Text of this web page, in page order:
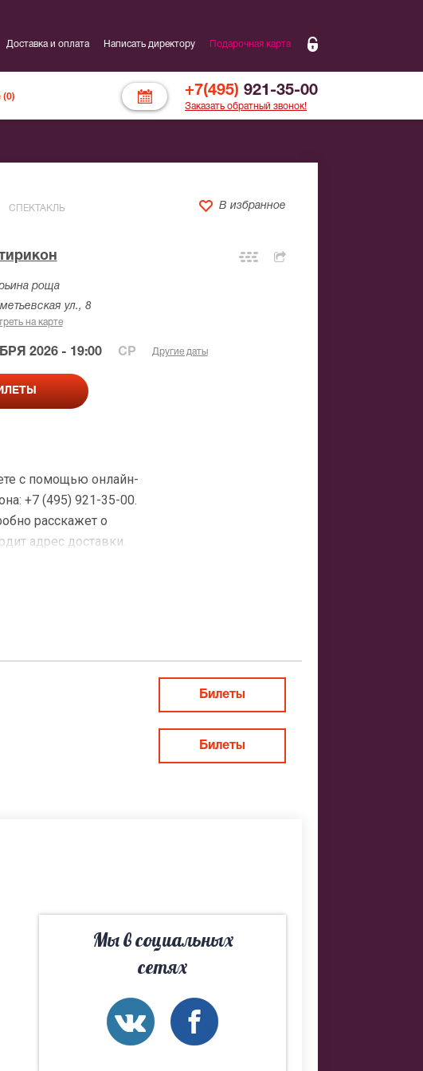
Доставка и оплата Написать директору Подарочная карта
+7(495) 921-35-00
Заказать обратный звонок!
(0)
СПЕКТАКЛЬ В избранное
роща
ул., 8
на карте
2026 - 19:00 СР Другие даты
с помощью онлайн-
+7 (495) 921-35-00.
расскажет о
адрес доставки.
Бесплатная
Оплатить заказ
подберем
Билеты
Билеты
Мы в социальных
сетях